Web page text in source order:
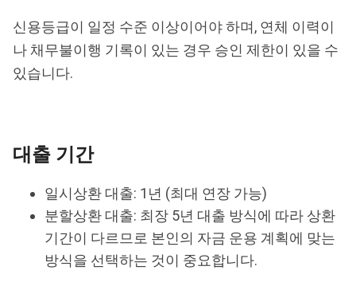
신용등급이 일정 수준 이상이어야 하며, 연체 이력이
나 채무불이행 기록이 있는 경우 승인 제한이 있을 수
있습니다.
대출 기간
일시상환 대출: 1년 (최대 연장 가능)
분할상환 대출: 최장 5년 대출 방식에 따라 상환
기간이 다르므로 본인의 자금 운용 계획에 맞는
방식을 선택하는 것이 중요합니다.